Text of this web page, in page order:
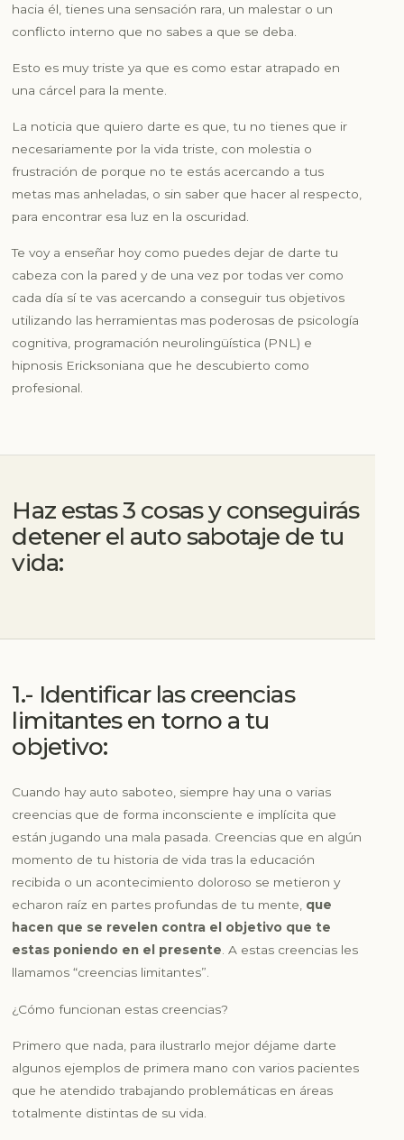
hacia él, tienes una sensación rara, un malestar o un
conflicto interno que no sabes a que se deba.
Esto es muy triste ya que es como estar atrapado en
una cárcel para la mente.
La noticia que quiero darte es que, tu no tienes que ir
necesariamente por la vida triste, con molestia o
frustración de porque no te estás acercando a tus
metas mas anheladas, o sin saber que hacer al respecto,
para encontrar esa luz en la oscuridad.
Te voy a enseñar hoy como puedes dejar de darte tu
cabeza con la pared y de una vez por todas ver como
cada día sí te vas acercando a conseguir tus objetivos
utilizando las herramientas mas poderosas de psicología
cognitiva, programación neurolingüística (PNL) e
hipnosis Ericksoniana que he descubierto como
profesional.
Haz estas 3 cosas y conseguirás
detener el auto sabotaje de tu
vida:
1.- Identificar las creencias
limitantes en torno a tu
objetivo:
Cuando hay auto saboteo, siempre hay una o varias
creencias que de forma inconsciente e implícita que
están jugando una mala pasada. Creencias que en algún
momento de tu historia de vida tras la educación
recibida o un acontecimiento doloroso se metieron y
echaron raíz en partes profundas de tu mente, que
hacen que se revelen contra el objetivo que te
estas poniendo en el presente. A estas creencias les
llamamos“creencias limitantes”.
¿Cómo funcionan estas creencias?
Primero que nada, para ilustrarlo mejor déjame darte
algunos ejemplos de primera mano con varios pacientes
que he atendido trabajando problemáticas en áreas
totalmente distintas de su vida.